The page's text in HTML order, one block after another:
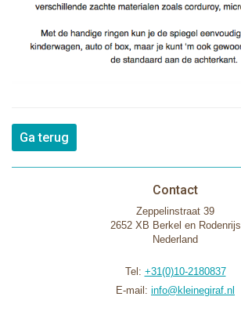
Ga terug
Contact
Zeppelinstraat 39
2652 XB Berkel en Rodenrijs
Nederland
Tel: +31(0)10-2180837
E-mail: info@kleinegiraf.nl